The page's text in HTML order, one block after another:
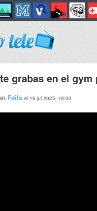
grabas en el
Fails el 16 jul 2025, 18:00